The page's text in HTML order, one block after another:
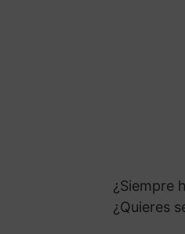
¿Siempre
¿Quieres